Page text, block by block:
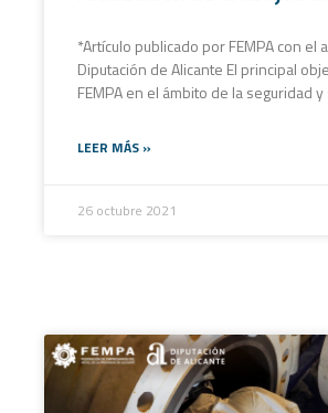
*Artículo publicado por FEMPA con el
Diputación de Alicante El principal
FEMPA en el ámbito de la seguridad y
LEER MÁS »
26 octubre 2021